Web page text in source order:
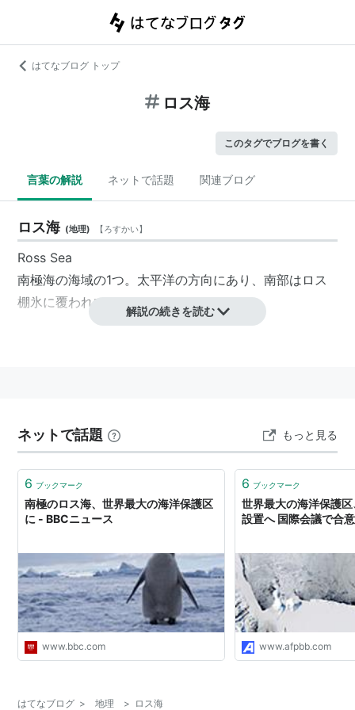
はてなブログ トップ
ロス海
このタグでブログを書く
言葉の解説 ネットで話題 関連ブログ
ロス海 (地理) 【ろすかい】
Ross Sea
南極海の海域の1つ。太平洋の方向にあり、南部はロス
棚氷に覆われている。
解説の続きを読む
ネットで話題 もっと見る
6 ブックマーク
南極のロス海、世界最大の海洋保護区
に - BBCニュース
www.bbc.com
6 ブックマーク
世界最大の海洋保護
設置へ 国際会議で合意
www.afpbb.com
はてなブログ > 地理 > ロス海